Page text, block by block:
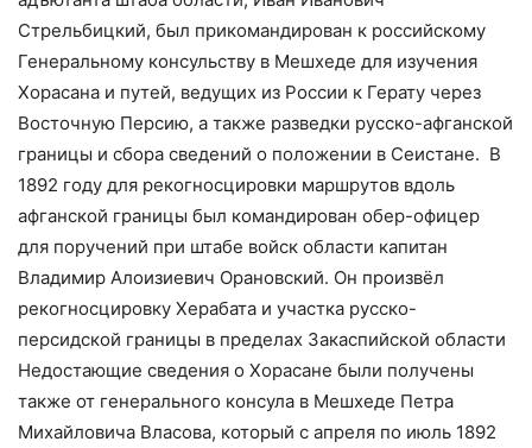
Стрельбицкий, был прикомандирован к российскому
Генеральному консульству в Мешхеде для изучения
Хорасана и путей, ведущих из России к Герату через
Восточную Персию, а также разведки русско-афганской
границы и сбора сведений о положении в Сеистане. В
1892 году для рекогносцировки маршрутов вдоль
афганской границы был командирован обер-офицер
для поручений при штабе войск области капитан
Владимир Алоизиевич Орановский. Он произвёл
рекогносцировку Херабата и участка русско-
персидской границы в пределах Закаспийской области
Недостающие сведения о Хорасане были получены
также от генерального консула в Мешхеде Петра
Михайловича Власова, который с апреля по июль 1892